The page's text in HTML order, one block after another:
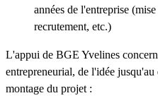
années de l'entreprise
recrutement, etc.)
L'appui de BGE Yvelines
entrepreneurial, de l'idée
montage du projet :